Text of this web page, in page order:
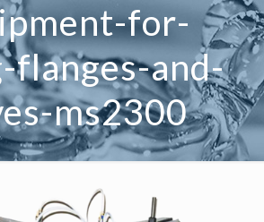
for-
flanges-and-
ms2300